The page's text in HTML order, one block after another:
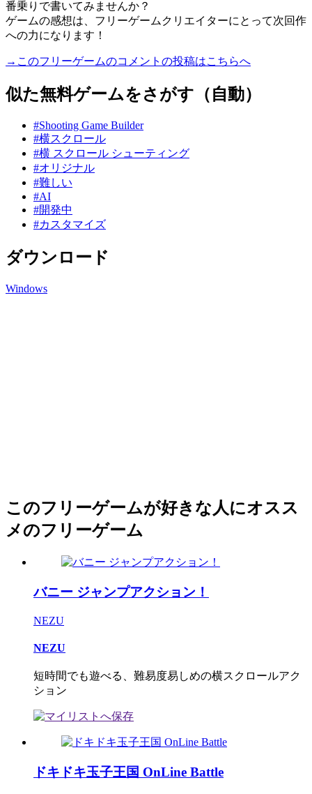
番乗りで書いてみませんか？
ゲームの感想は、フリーゲームクリエイターにとって次回作
への力になります！
→このフリーゲームのコメントの投稿はこちらへ
似た無料ゲームをさがす（自動）
#Shooting Game Builder
#横スクロール
#横 スクロール シューティング
#オリジナル
#難しい
#AI
#開発中
#カスタマイズ
ダウンロード
Windows
このフリーゲームが好きな人にオスス
メのフリーゲーム
バニー ジャンプアクション！
NEZU
NEZU
短時間でも遊べる、難易度易しめの横スクロールアク
ション
ドキドキ玉子王国 OnLine Battle